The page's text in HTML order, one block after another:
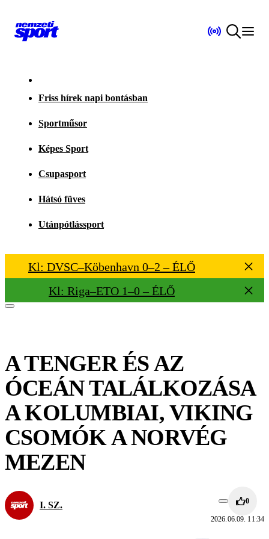
Friss hírek napi bontásban
Sportműsor
Képes Sport
Csupasport
Hátsó füves
Utánpótlássport
Kl: DVSC–Köbenhavn 0–2 – ÉLŐ
Kl: Riga–ETO 1–0 – ÉLŐ
A TENGER ÉS AZ
ÓCEÁN TALÁLKOZÁSA
A KOLUMBIAI, VIKING
CSOMÓK A NORVÉG
MEZEN
I. SZ. 0
2026.06.09. 11:34